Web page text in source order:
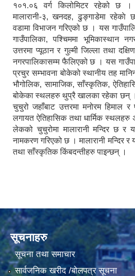
१०१.०६ वर्ग किलोमिटर रहेको छ ।
मालारानी-३, खनदह, ढुङ्गाडेमा रहेकाे
वडामा विभाजन गरिएको छ । यस
गाउँपालिका, पश्चिममा भूमिकास्थान
उत्तरमा प्यूठान र गुल्मी जिल्ला तथा
नगरपालिकासम्म फैलिएको छ । यस
प्रचुर सम्भावना बोकेको स्थानीय तह
भौगोलिक, सामाजिक, साँस्कृतिक,
बोकेका स्थलहरु थुप्रै खालका रहेका छन्
चुचुरो जहाँबाट उत्तरमा मनोरम हिमाल र
लगायत ऐतिहासिक तथा धार्मिक
लेकको चुचुरोमा मालारानी मन्दिर छ र
नामकरण गरिएको छ । मालारानी मन्दिर र
तथा साँस्कृतिक किंबदन्तीहरु पाइन्छन् ।
सूचनाहरु
सूचना तथा समाचार
सार्वजनिक खरीद /बोलपत्र सूचना